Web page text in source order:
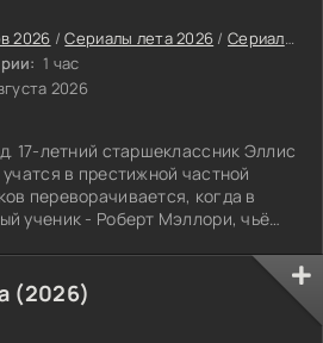
2026 /Сериалы лета 2026 /Сериалы июля 2026
1 час
2026
17-летний старшеклассник Эллис
в престижной частной
переворачивается, когда в
ученик - Роберт Мэллори, чьё
(2026)